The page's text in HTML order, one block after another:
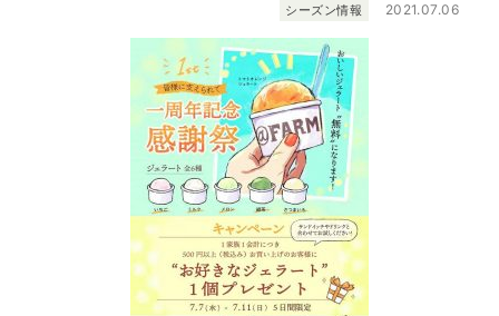
シーズン情報 2021.07.06